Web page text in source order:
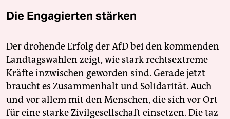
Die Engagierten stärken
Der drohende Erfolg der AfD bei den kommenden
Landtagswahlen zeigt, wie stark rechtsextreme
Kräfte inzwischen geworden sind. Gerade jetzt
braucht es Zusammenhalt und Solidarität. Auch
und vor allem mit den Menschen, die sich vor Ort
für eine starke Zivilgesellschaft einsetzen. Die taz